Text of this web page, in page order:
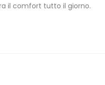
il comfort tutto il giorno.